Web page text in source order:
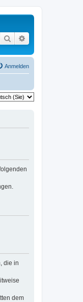
Suche
Anmelden
die in
dem